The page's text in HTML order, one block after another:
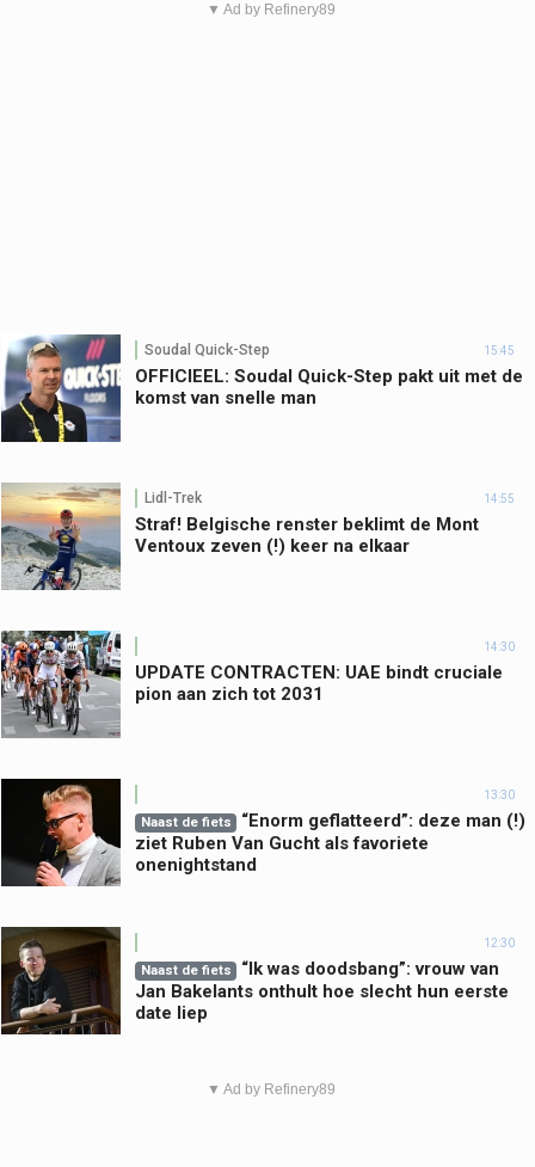
▼ Ad by Refinery89
Soudal Quick-Step 15:45
OFFICIEEL: Soudal Quick-Step pakt uit met de
komst van snelle man
Lidl-Trek 14:55
Straf! Belgische renster beklimt de Mont
Ventoux zeven (!) keer na elkaar
14:30
UPDATE CONTRACTEN: UAE bindt cruciale
pion aan zich tot 2031
13:30
Naast de fiets
“Enorm geflatteerd”: deze man (!)
ziet Ruben Van Gucht als favoriete
onenightstand
12:30
Naast de fiets
“Ik was doodsbang”: vrouw van
Jan Bakelants onthult hoe slecht hun eerste
date liep
▼ Ad by Refinery89